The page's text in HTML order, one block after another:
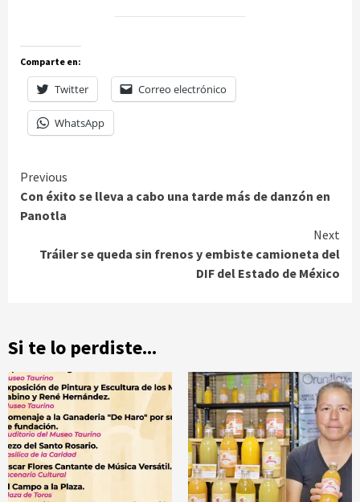
Comparte en:
Twitter Correo electrónico
WhatsApp
Continue
Reading
Previous
Con éxito se lleva a cabo una tarde más de danzón en
Panotla
Next
Tráiler se queda sin frenos y embiste camioneta del
DIF del Estado de México
Si te lo perdiste...